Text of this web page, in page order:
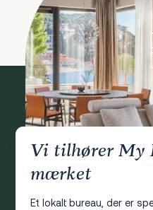
Vi tilhører My
mærket
Et lokalt bureau, der er